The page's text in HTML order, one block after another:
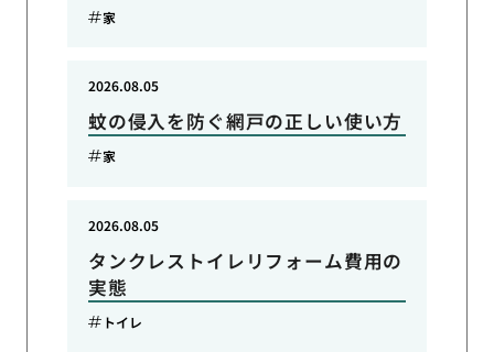
家
蚊の侵入を防ぐ網戸の正しい使い方
2026.08.05
家
タンクレストイレリフォーム費用の
実態
2026.08.05
トイレ